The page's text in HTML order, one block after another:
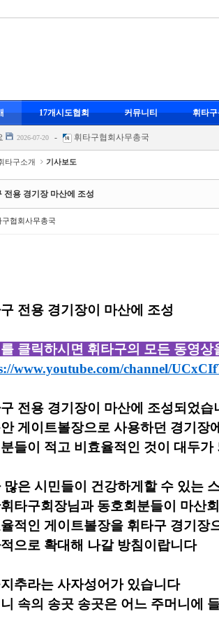
17개시도협회 커뮤니티 휘타
-
휘타구협회사무총국
포츠 휘타구
휘타구협회사무총국
2026-07-20 -
휘타구협회사무총국
-
휘타구협회사무총국
포츠 휘타구
2026-07-20 -
휘타구협회사무총국
2026-07-20
타구소개 기사보도
전용 경기장 마산에 조성
구협회사무총국
전용 경기장이 마산에 조성
클릭하시면 휘타구의 모든 동영상
www.youtube.com/channel/
전용 경기장이 마산에 조성되었습
게이트볼장으로 사용하던 경기장
들이 적고 비효율적인 것이 대두가
많은 시민들이 건강하게할 수 있는
타구회장님과 동호회분들이 마산
적인 게이트볼장을 휘타구 경기장
으로 확대해 나갈 방침이랍니다
추라는 사자성어가 있습니다
속의 송곳 송곳은 어느 주머니에